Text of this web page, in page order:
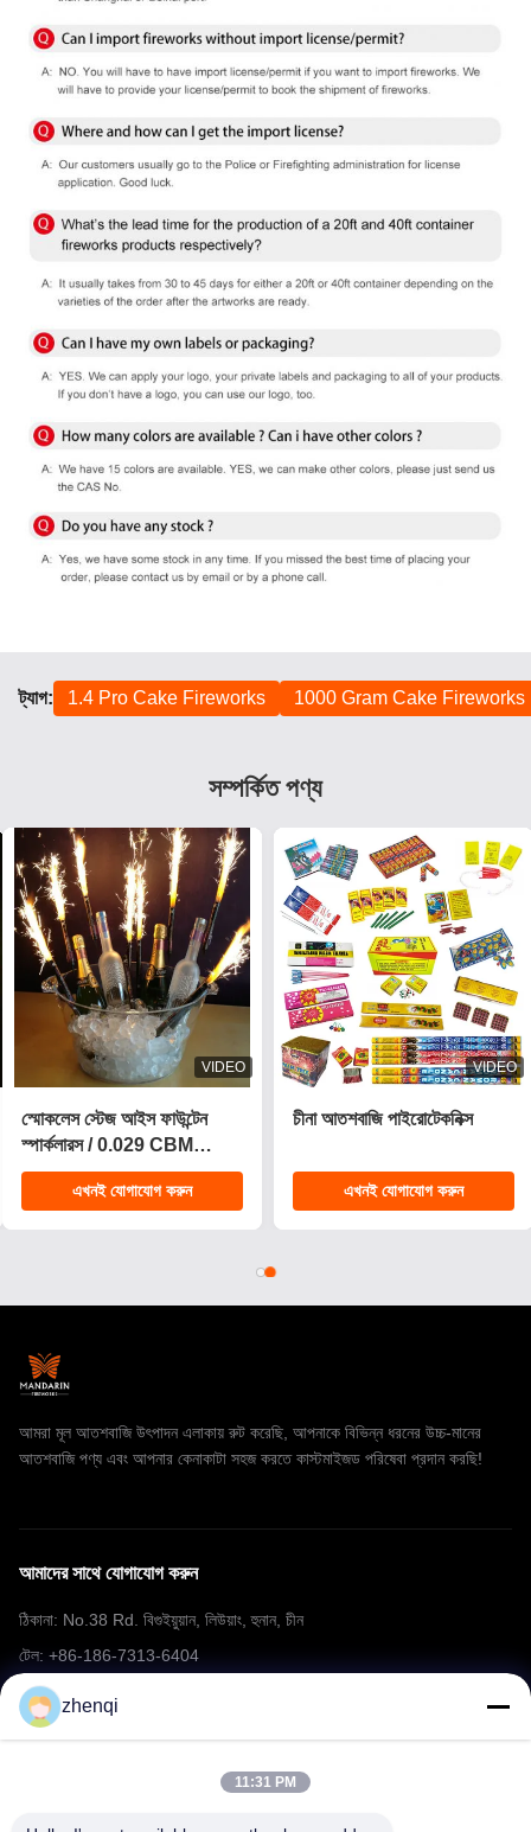
ট্যাগ: 1.4 Pro Cake Fireworks 1000 Gram Cake Fireworks
সম্পর্কিত পণ্য
VIDEO
২০২৫ নতুন ১.৪ প্রো কেক
ফায়ারওয়ার্ক ২০০ শট কেক
পাইরোটেকনিক্স গ্রাহক ফায়ারওয়ার্ক
ক্রিসমাসের জন্য কেক
এখনই যোগাযোগ করুন
VIDEO
সিই অনুমোদিত 1.4g ইউএন0336
আতশবাজি উদযাপনের জন্য
পাইরোটেকনিকএখনই যোগাযোগ করুন
আমরা মূল আতশবাজি উৎপাদন এলাকায় রুট করেছি, আপনাকে বিভিন্ন ধরনের উচ্চ-মানের
আতশবাজি পণ্য এবং আপনার কেনাকাটা সহজ করতে কাস্টমাইজড পরিষেবা প্রদান করছি!
আমাদের সাথে যোগাযোগ করুন
ঠিকানা: No.38 Rd. বিগুইয়ুয়ান, লিউয়াং, হুনান, চীন
টেল: +86-186-7313-6404
ইমেইল: mering@mandarinfireworks.com
zhenqi
11:31 PM